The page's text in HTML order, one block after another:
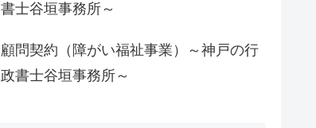
書士谷垣事務所～
顧問契約（障がい福祉事業）～神戸の行
政書士谷垣事務所～